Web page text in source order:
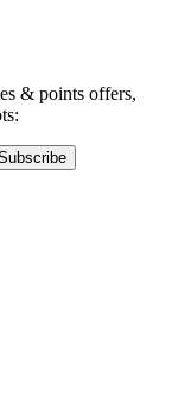
& points offers,